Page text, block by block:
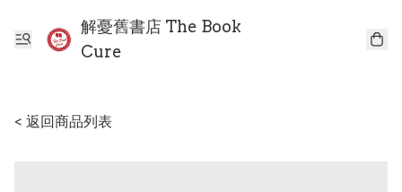
解憂舊書店 The Book
Cure
< 返回商品列表